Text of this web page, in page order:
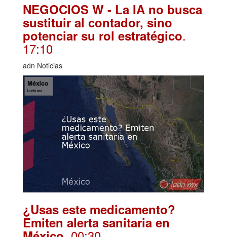
NEGOCIOS W - La IA no busca
sustituir al contador, sino
potenciar su rol estratégico.
17:10
adn Noticias
¿Usas este medicamento?
Emiten alerta sanitaria en